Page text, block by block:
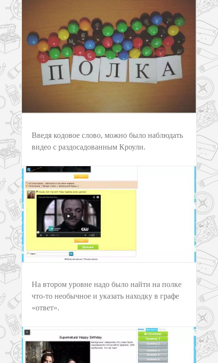
Введя кодовое слово, можно было наблюдать
видео с раздосадованным Кроули.
На втором уровне надо было найти на полке
что-то необычное и указать находку в графе
«ответ».